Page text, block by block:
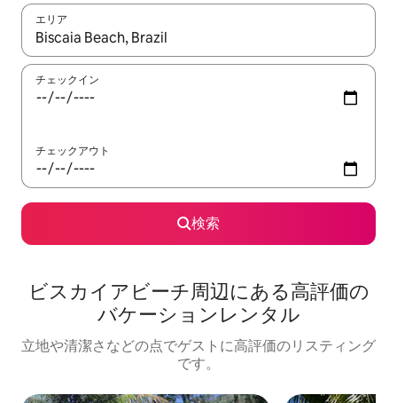
エリア
検索結果が表示されたら、上下の矢印キーを使って移動するか
チェックイン
チェックアウト
検索
ビスカイアビーチ⁠周⁠辺⁠に⁠あ⁠る高⁠評⁠価⁠の
バ⁠ケ⁠ー⁠シ⁠ョ⁠ン⁠レ⁠ン⁠タ⁠ル
立地や清潔さなどの点でゲストに高評価のリスティング
です。